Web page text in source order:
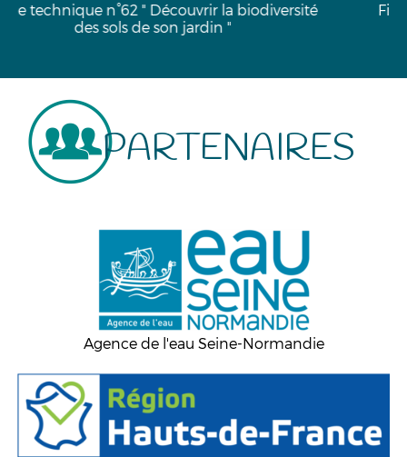
Fiche technique n°63 "Atlas de Biodiversité
Communale"
PARTENAIRES
Agence de l'eau Seine-Normandie